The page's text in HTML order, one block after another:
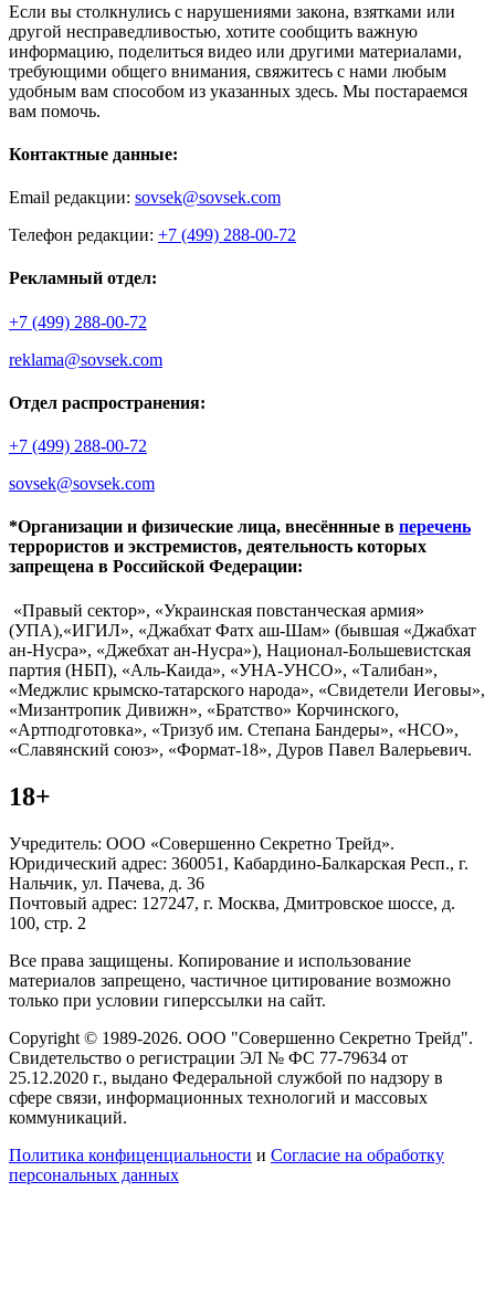
Если вы столкнулись с нарушениями закона, взятками или
другой несправедливостью, хотите сообщить важную
информацию, поделиться видео или другими материалами,
требующими общего внимания, свяжитесь с нами любым
удобным вам способом из указанных здесь. Мы постараемся
вам помочь.
Контактные данные:
Email редакции: sovsek@sovsek.com
Телефон редакции: +7 (499) 288-00-72
Рекламный отдел:
+7 (499) 288-00-72
reklama@sovsek.com
Отдел распространения:
+7 (499) 288-00-72
sovsek@sovsek.com
*Организации и физические лица, внесённные в перечень
террористов и экстремистов, деятельность которых
запрещена в Российской Федерации:
«Правый сектор», «Украинская повстанческая армия»
(УПА),«ИГИЛ», «Джабхат Фатх аш-Шам» (бывшая «Джабхат
ан-Нусра», «Джебхат ан-Нусра»), Национал-Большевистская
партия (НБП), «Аль-Каида», «УНА-УНСО», «Талибан»,
«Меджлис крымско-татарского народа», «Свидетели Иеговы»,
«Мизантропик Дивижн», «Братство» Корчинского,
«Артподготовка», «Тризуб им. Степана Бандеры», «НСО»,
«Славянский союз», «Формат-18», Дуров Павел Валерьевич.
18+
Учредитель: ООО «Совершенно Секретно Трейд».
Юридический адрес: 360051, Кабардино-Балкарская Респ., г.
Нальчик, ул. Пачева, д. 36
Почтовый адрес: 127247, г. Москва, Дмитровское шоссе, д.
100, стр. 2
Все права защищены. Копирование и использование
материалов запрещено, частичное цитирование возможно
только при условии гиперссылки на сайт.
Copyright © 1989-2026. ООО "Совершенно Секретно Трейд".
Свидетельство о регистрации ЭЛ № ФС 77-79634 от
25.12.2020 г., выдано Федеральной службой по надзору в
сфере связи, информационных технологий и массовых
коммуникаций.
Политика конфиценциальности и Согласие на обработку
персональных данных